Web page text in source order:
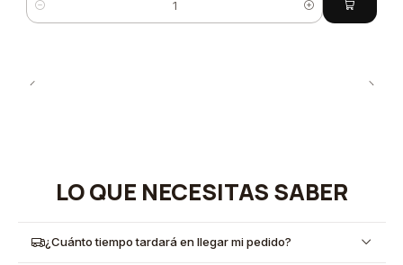
Cantidad
LO QUE NECESITAS SABER
¿Cuánto tiempo tardará en llegar mi pedido?